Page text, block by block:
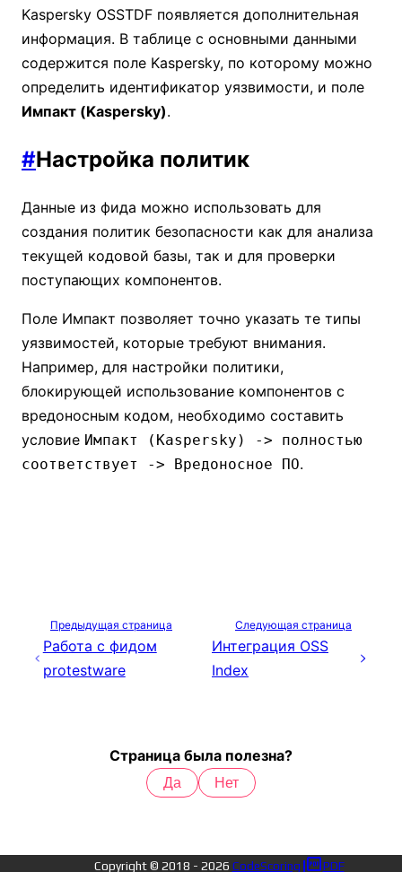
Kaspersky OSSTDF появляется дополнительная
информация. В таблице с основными данными
содержится поле Kaspersky, по которому можно
определить идентификатор уязвимости, и поле
Импакт (Kaspersky).
#Настройка политик
Данные из фида можно использовать для
создания политик безопасности как для анализа
текущей кодовой базы, так и для проверки
поступающих компонентов.
Поле Импакт позволяет точно указать те типы
уязвимостей, которые требуют внимания.
Например, для настройки политики,
блокирующей использование компонентов с
вредоносным кодом, необходимо составить
условие Импакт (Kaspersky) -> полностью
соответствует -> Вредоносное ПО.
Предыдущая страница
Работа с фидом
protestware
Следующая страница
Интеграция OSS
Index
Страница была полезна?
Да Нет
Copyright © 2018 - 2026 CodeScoring PDF